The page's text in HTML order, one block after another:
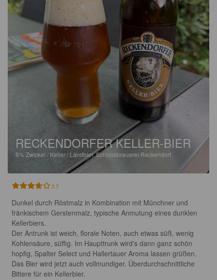
RECKENDORFER KELLER-BIER
5%Zwickel / Keller / Landbier.Schlossbrauerei Reckendorf.
3.7
Dunkel durch Röstmalz in Kombination mit Münchner und
fränkischem Gerstenmalz, typische Anmutung eines dunklen
Kellerbiers.
Der Antrunk ist weich, florale Noten, auch etwas süß, wenig
Kohlensäure, süffig. Im Haupttrunk wird's dann ganz schön
hopfig, Spalter Select und Hallertauer Aroma lassen grüßen.
Das Bier wird jetzt auch vollmundiger. Überdurchschnittliche
Bittere für ein Kellerbier.